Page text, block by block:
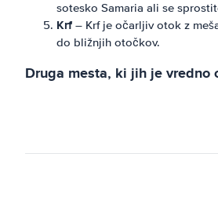
sotesko Samaria ali se
Krf – Krf je očarljiv otok z
do bližnjih otočkov.
Druga mesta, ki jih je vredno